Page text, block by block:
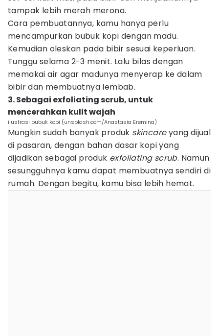
tampak lebih merah merona.
Cara pembuatannya, kamu hanya perlu
mencampurkan bubuk kopi dengan madu.
Kemudian oleskan pada bibir sesuai keperluan.
Tunggu selama 2-3 menit. Lalu bilas dengan
memakai air agar madunya menyerap ke dalam
bibir dan membuatnya lembab.
3. Sebagai exfoliating scrub, untuk
mencerahkan kulit wajah
ilustrasi bubuk kopi (unsplash.com/Anastasia Eremina)
Mungkin sudah banyak produk skincareyang dijual
di pasaran, dengan bahan dasar kopi yang
dijadikan sebagai produk exfoliating scrub. Namun
sesungguhnya kamu dapat membuatnya sendiri di
rumah. Dengan begitu, kamu bisa lebih hemat.